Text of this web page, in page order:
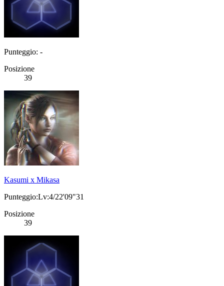
Punteggio: -
Posizione
39
Kasumi x Mikasa
Punteggio:Lv:4/22'09"31
Posizione
39